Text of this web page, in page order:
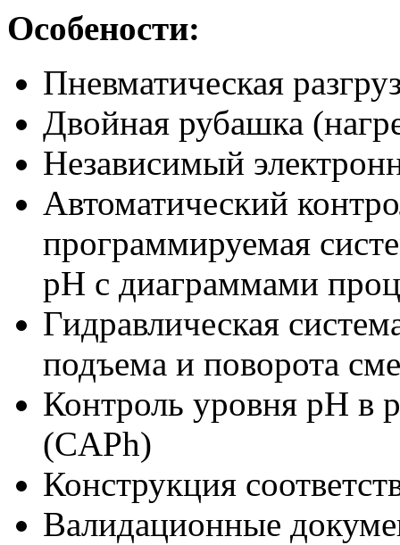
Особености:
Пневматическая
Двойная рубашка
Независимый
Автоматический
программируемая
pH с диаграммами
Гидравлическая
подъема и поворота
Контроль уровня pH в
(CAPh)
Конструкция
Валидационные